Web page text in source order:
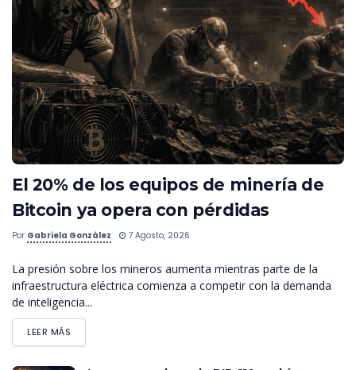
El 20% de los equipos de minería de
Bitcoin ya opera con pérdidas
Por Gabriela González 7 Agosto, 2026
La presión sobre los mineros aumenta mientras parte de la
infraestructura eléctrica comienza a competir con la demanda
de inteligencia...
LEER MÁS